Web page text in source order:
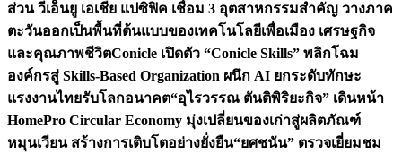
ส่วน วีเอ็นยู เอเชีย แปซิฟิค เชื่อม 3 อุตสาหกรรมสำคัญ วางภาค
ตะวันออกเป็นพื้นที่ต้นแบบของเทคโนโลยีเพื่อเมือง เศรษฐกิจ
และคุณภาพชีวิตConicle เปิดตัว “Conicle Skills” พลิกโฉม
องค์กรสู่ Skills-Based Organization ผนึก AI ยกระดับทักษะ
แรงงานไทยรับโลกอนาคต“อุไรวรรณ ตันติพิริยะกิจ” เดินหน้า
HomePro Circular Economy มุ่งเปลี่ยนของเก่าสู่ผลิตภัณฑ์
หมุนเวียน สร้างการเติบโตอย่างยั่งยืน“ยศชนัน” ตรวจเยี่ยมชม